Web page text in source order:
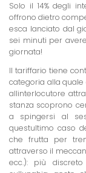
Solo il 14% degli
offrono dietro
esca lanciato dal
sei minuti per
giornata!
Il tariffario tiene
categoria alla quale
allinterlocutore
stanza scoprono
a spingersi al
questultimo caso
che frutta per
attraverso il
ecc.): più